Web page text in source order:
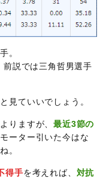
。
前説では三角哲男選手
見ていいでしょう。
りますが、最近3節の
ーター引いた今はな
。
得手を考えれば、 対抗